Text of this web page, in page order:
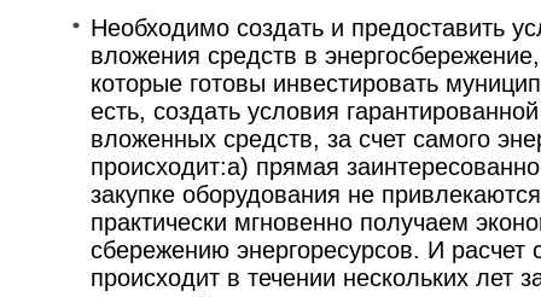
Необходимо создать и предоставить
вложения средств в
которые готовы инвестировать
есть, создать условия
вложенных средств, за счет самого
происходит:а) прямая
закупке оборудования не
практически мгновенно получаем
сбережению энергоресурсов. И расчет
происходит в течении нескольких лет